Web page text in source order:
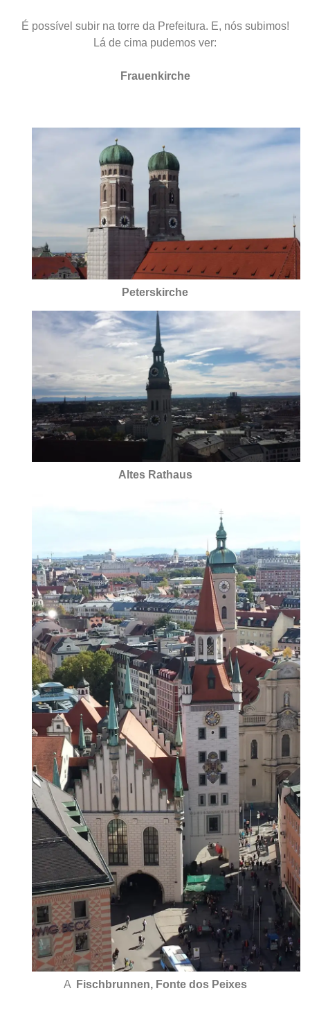
É possível subir na torre da Prefeitura. E, nós subimos!
Lá de cima pudemos ver:
Frauenkirche
Peterskirche
Altes Rathaus
A Fischbrunnen, Fonte dos Peixes